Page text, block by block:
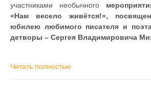
участниками необычного
«Нам весело живётся!»,
юбилею любимого писателя и
детворы – Сергея Владимировича
Читать полностью